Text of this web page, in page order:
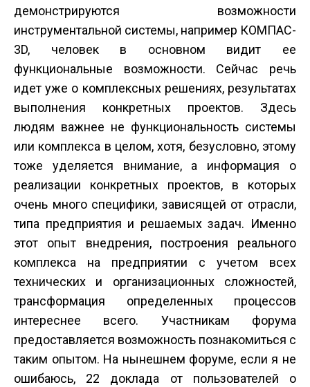
демонстрируются возможности
инструментальной системы, например КОМПАС­
3D, человек в основном видит ее
функциональные возможности. Сейчас речь
идет уже о комплексных решениях, результатах
выполнения конкретных проектов. Здесь
людям важнее не функциональность системы
или комплекса в целом, хотя, безусловно, этому
тоже уделяется внимание, а информация о
реализации конкретных проектов, в которых
очень много специфики, зависящей от отрасли,
типа предприятия и решаемых задач. Именно
этот опыт внедрения, построения реального
комплекса на предприятии с учетом всех
технических и организационных сложностей,
трансформация определенных процессов
интереснее всего. Участникам форума
предоставляется возможность познакомиться с
таким опытом. На нынешнем форуме, если я не
ошибаюсь, 22 доклада от пользователей о